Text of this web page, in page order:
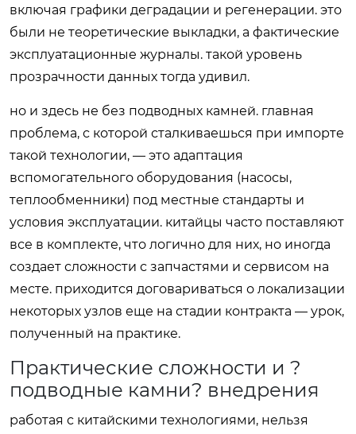
включая графики деградации и регенерации. это
были не теоретические выкладки, а фактические
эксплуатационные журналы. такой уровень
прозрачности данных тогда удивил.
но и здесь не без подводных камней. главная
проблема, с которой сталкиваешься при импорте
такой технологии, — это адаптация
вспомогательного оборудования (насосы,
теплообменники) под местные стандарты и
условия эксплуатации. китайцы часто поставляют
все в комплекте, что логично для них, но иногда
создает сложности с запчастями и сервисом на
месте. приходится договариваться о локализации
некоторых узлов еще на стадии контракта — урок,
полученный на практике.
Практические сложности и ?
подводные камни? внедрения
работая с китайскими технологиями, нельзя